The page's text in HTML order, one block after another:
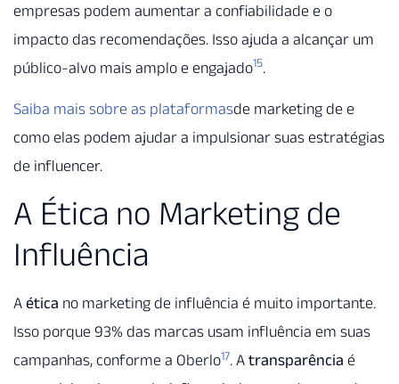
empresas podem aumentar a confiabilidade e o
impacto das recomendações. Isso ajuda a alcançar um
público-alvo mais amplo e engajado15.
Saiba mais sobre as plataformasde marketing de e
como elas podem ajudar a impulsionar suas estratégias
de influencer.
A Ética no Marketing de
Influência
A ética no marketing de influência é muito importante.
Isso porque 93% das marcas usam influência em suas
campanhas, conforme a Oberlo17. A transparência é